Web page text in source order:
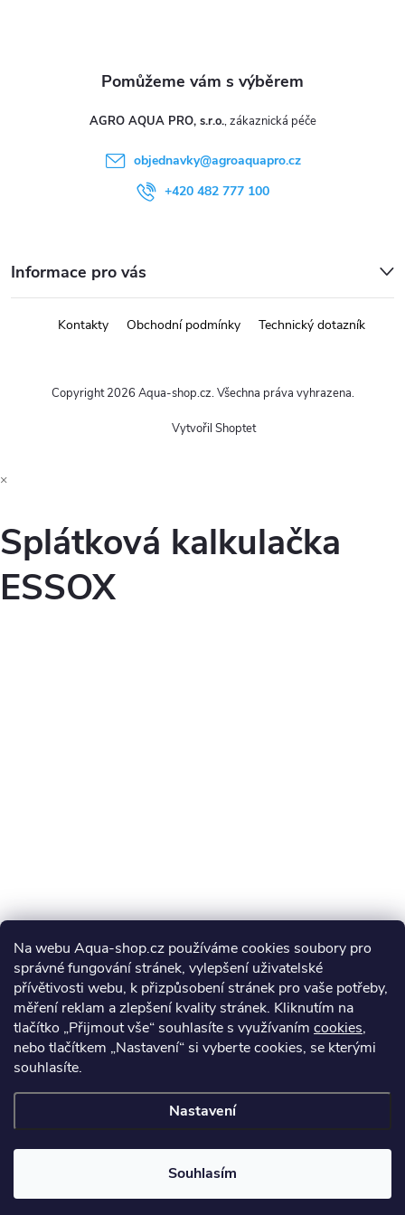
Na webu Aqua-shop.cz používáme cookies soubory pro
správné fungování stránek, vylepšení uživatelské
přívětivosti webu, k přizpůsobení stránek pro vaše potřeby,
měření reklam a zlepšení kvality stránek. Kliknutím na
tlačítko „Přijmout vše“ souhlasíte s využívaním cookies,
nebo tlačítkem „Nastavení“ si vyberte cookies, se kterými
souhlasíte.
Nastavení
Souhlasím
AGRO AQUA PRO, s.r.o.
objednavky@agroaquapro.cz
+420 482 777 100
Informace pro vás
Kontakty Obchodní podmínky Technický dotazník
Vytvořil Shoptet
Copyright 2026 Aqua-shop.cz. Všechna práva vyhrazena.
×
Splátková kalkulačka
ESSOX